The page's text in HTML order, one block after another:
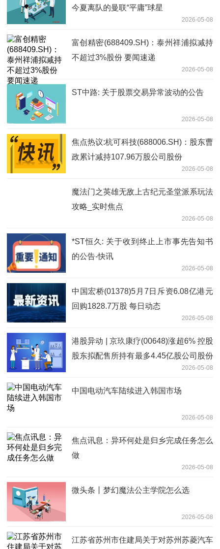
今夏离队的曼联“平庸”球星
2026-05-08
富创精密(688409.SH)：泰州祥浦拟减持
不超过3%股份 要闻速递
2026-05-08
ST中路: 关于股票交易异常波动的公告
2026-05-08
焦点热议:杭可科技(688006.SH)：股东曹
政累计减持107.96万股公司股份
2026-05-08
魔法门之英雄无敌上古纪元圣堂派系玩法
攻略_实时焦点
2026-05-08
*ST恒久: 关于收到终止上市事先告知书
的公告-快讯
2026-05-08
中国宏桥(01378)5月7日斥资6.08亿港元
回购1828.7万股 每日动态
2026-05-08
港股异动 | 京玖康疗(00648)涨超6% 控股
股东拟配售所持有最多4.45亿股公司股份
2026-05-08
中国电动汽车陆续进入韩国市场
2026-05-08
焦点讯息：异环何处是归乡完成任务怎么
做
2026-05-08
微头条丨梦幻魔法公主学院怎么选
2026-05-08
‌江苏省苏州市住建局关于对苏州苏菱汽车